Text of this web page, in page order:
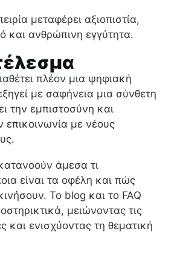
μεταφέρει αξιοπιστία,
και ανθρώπινη εγγύτητα.
πλέον μια ψηφιακή
με σαφήνεια μια σύνθετη
την εμπιστοσύνη και
επικοινωνία με νέους
άμεσα τι
είναι τα οφέλη και πώς
Το blog και το FAQ
μειώνοντας τις
και ενισχύοντας τη θεματική